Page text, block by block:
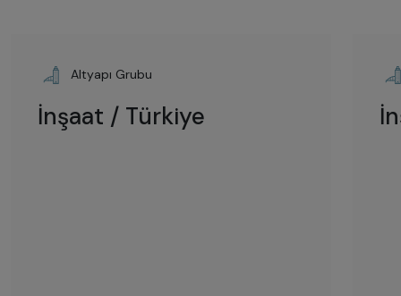
Altyapı Grubu
İnşaat / Türkiye